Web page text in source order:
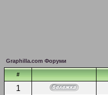
Graphilla.com Форуми
#
1